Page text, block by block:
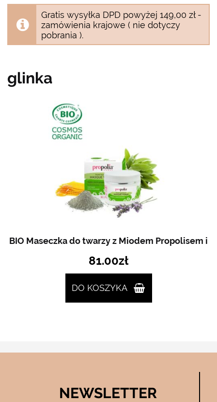
Gratis wysyłka DPD powyżej 149,00 zł -
zamówienia krajowe ( nie dotyczy
pobrania ).
glinka
BIO Maseczka do twarzy z Miodem Propolisem i
81.00zł
DO KOSZYKA
NEWSLETTER